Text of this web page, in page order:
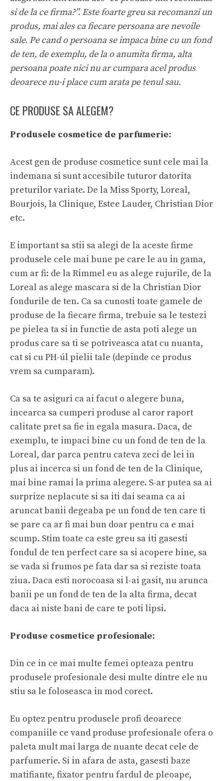
si de la ce firma?”. Este foarte greu sa recomanzi un
produs, mai ales ca fiecare persoana are nevoile
sale. Pe cand o persoana se impaca bine cu un fond
de ten, de exemplu, de la o anumita firma, alta
persoana poate nici nu ar cumpara acel produs
deoarece nu-i place cum arata pe tenul sau.
CE PRODUSE SA ALEGEM?
Produsele cosmetice de parfumerie:
Acest gen de produse cosmetice sunt cele mai la
indemana si sunt accesibile tuturor datorita
preturilor variate. De la Miss Sporty, Loreal,
Bourjois, la Clinique, Estee Lauder, Christian Dior
etc.
E important sa stii sa alegi de la aceste firme
produsele cele mai bune pe care le au in gama,
cum ar fi: de la Rimmel eu as alege rujurile, de la
Loreal as alege mascara si de la Christian Dior
fondurile de ten. Ca sa cunosti toate gamele de
produse de la fiecare firma, trebuie sa le testezi
pe pielea ta si in functie de asta poti alege un
produs care sa ti se potriveasca atat cu nuanta,
cat si cu PH-úl pielii tale (depinde ce produs
vrem sa cumparam).
Ca sa te asiguri ca ai facut o alegere buna,
incearca sa cumperi produse al caror raport
calitate pret sa fie in egala masura. Daca, de
exemplu, te impaci bine cu un fond de ten de la
Loreal, dar parca pentru cateva zeci de lei in
plus ai incerca si un fond de ten de la Clinique,
mai bine ramai la prima alegere. S-ar putea sa ai
surprize neplacute si sa iti dai seama ca ai
aruncat banii degeaba pe un fond de ten care ti
se pare ca ar fi mai bun doar pentru ca e mai
scump. Stim toate ca este greu sa iti gasesti
fondul de ten perfect care sa si acopere bine, sa
se vada si frumos pe fata dar sa si reziste toata
ziua. Daca esti norocoasa si l-ai gasit, nu arunca
banii pe un fond de ten de la alta firma, decat
daca ai niste bani de care te poti lipsi.
Produse cosmetice profesionale:
Din ce in ce mai multe femei opteaza pentru
produsele profesionale desi multe dintre ele nu
stiu sa le foloseasca in mod corect.
Eu optez pentru produsele profi deoarece
companiile ce vand produse profesionale ofera o
paleta mult mai larga de nuante decat cele de
parfumerie. Si in afara de asta, gasesti baze
matifiante, fixator pentru fardul de pleoape,